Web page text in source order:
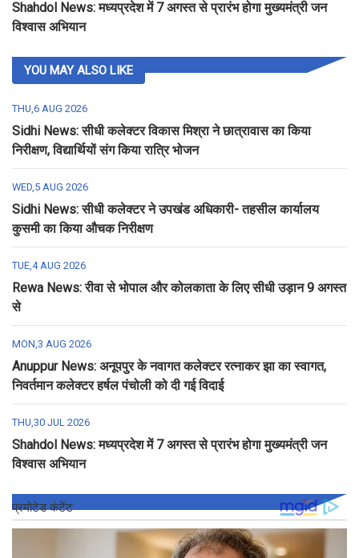
Shahdol News: मध्यप्रदेश में 7 अगस्त से प्रारंभ होगा मुख्यमंत्री जन
विश्वास अभियान
YOU MAY ALSO LIKE
THU,6 AUG 2026
Sidhi News: सीधी कलेक्टर विकास मिश्रा ने छात्रावास का किया
निरीक्षण, विद्यार्थियों संग किया रात्रि भोजन
WED,5 AUG 2026
Sidhi News: सीधी कलेक्टर ने उपखंड अधिकारी- तहसील कार्यालय
कुसमी का किया औचक निरीक्षण
TUE,4 AUG 2026
Rewa News: रीवा से भोपाल और कोलकाता के लिए सीधी उड़ान 9 अगस्त
से
MON,3 AUG 2026
Anuppur News: अनूपपुर के नवागत कलेक्टर रत्नाकर झा का स्वागत,
निवर्तमान कलेक्टर हर्षल पंचोली को दी गई विदाई
THU,30 JUL 2026
Shahdol News: मध्यप्रदेश में 7 अगस्त से प्रारंभ होगा मुख्यमंत्री जन
विश्वास अभियान